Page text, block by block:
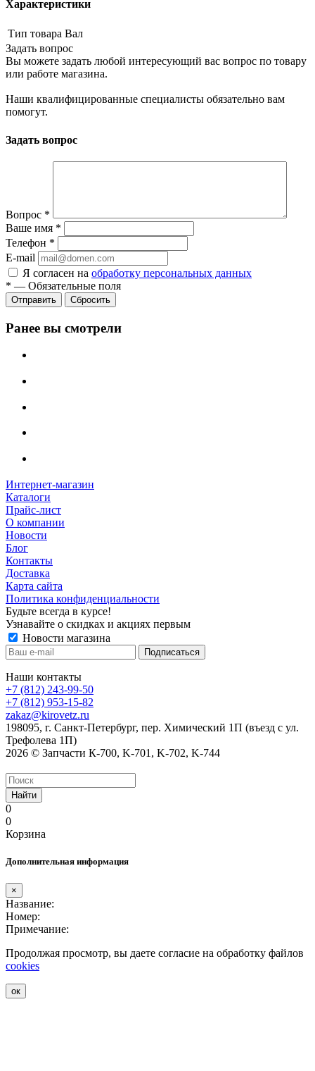
Характеристики
Тип товара Вал
Задать вопрос
Вы можете задать любой интересующий вас вопрос по товару
или работе магазина.
Наши квалифицированные специалисты обязательно вам
помогут.
Задать вопрос
Вопрос *
Ваше имя *
Телефон *
E-mail
Я согласен на обработку персональных данных
* — Обязательные поля
Сбросить
Ранее вы смотрели
Интернет-магазин
Каталоги
Прайс-лист
О компании
Новости
Блог
Контакты
Доставка
Карта сайта
Политика конфиденциальности
Будьте всегда в курсе!
Узнавайте о скидках и акциях первым
Новости магазина
Наши контакты
+7 (812) 243-99-50
+7 (812) 953-15-82
zakaz@kirovetz.ru
198095, г. Санкт-Петербург, пер. Химический 1П (въезд с ул.
Трефолева 1П)
2026 © Запчасти К-700, K-701, K-702, K-744
Найти
0
0
Корзина
Дополнительная информация
×
Название:
Номер:
Примечание:
Продолжая просмотр, вы даете согласие на обработку файлов
cookies
ок